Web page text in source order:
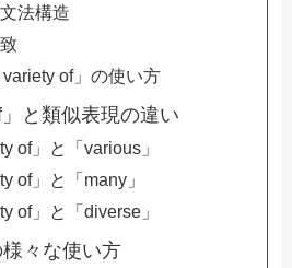
法構造
variety of」の使い方
」と類似表現の違い
of」と「various」
of」と「many」
of」と「diverse」
様々な使い方